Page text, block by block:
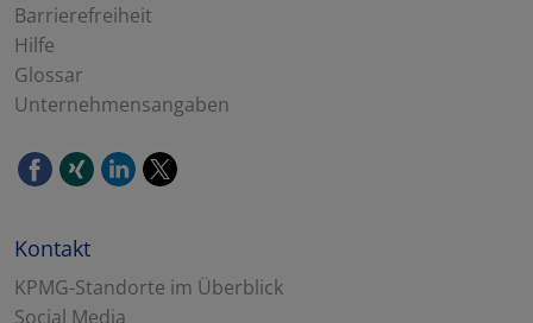
Barrierefreiheit
Hilfe
Glossar
Unternehmensangaben
Kontakt
KPMG-Standorte im Überblick
Social Media